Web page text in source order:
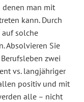
denen man mit
kann. Durch
auf solche
Absolvieren Sie
zwei
vs. langjähriger
positiv und mit
alle – nicht